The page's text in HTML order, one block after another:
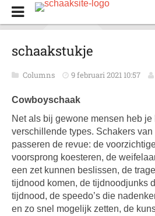
schaakstukje
Columns 9 februari 2021 10:57
Cowboyschaak
Net als bij gewone mensen heb je
verschillende types. Schakers
passeren de revue: de
voorsprong koesteren, de
een zet kunnen beslissen, de
tijdnood komen, de tijdnoodjunks
tijdnood, de speedo’s die
en zo snel mogelijk zetten, de